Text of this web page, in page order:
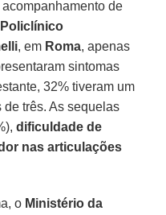
de
, em Roma, apenas
sintomas
32% tiveram um
três. As sequelas
dificuldade de
nas articulações
o Ministério da